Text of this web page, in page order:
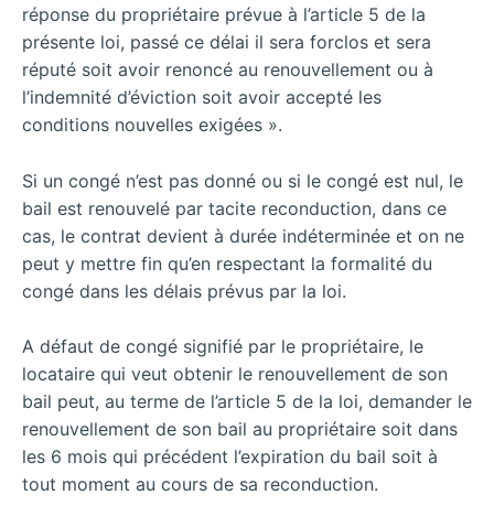
réponse du propriétaire prévue à l’article 5 de la
présente loi, passé ce délai il sera forclos et sera
réputé soit avoir renoncé au renouvellement ou à
l’indemnité d’éviction soit avoir accepté les
conditions nouvelles exigées ».
Si un congé n’est pas donné ou si le congé est nul, le
bail est renouvelé par tacite reconduction, dans ce
cas, le contrat devient à durée indéterminée et on ne
peut y mettre fin qu’en respectant la formalité du
congé dans les délais prévus par la loi.
A défaut de congé signifié par le propriétaire, le
locataire qui veut obtenir le renouvellement de son
bail peut, au terme de l’article 5 de la loi, demander le
renouvellement de son bail au propriétaire soit dans
les 6 mois qui précédent l’expiration du bail soit à
tout moment au cours de sa reconduction.